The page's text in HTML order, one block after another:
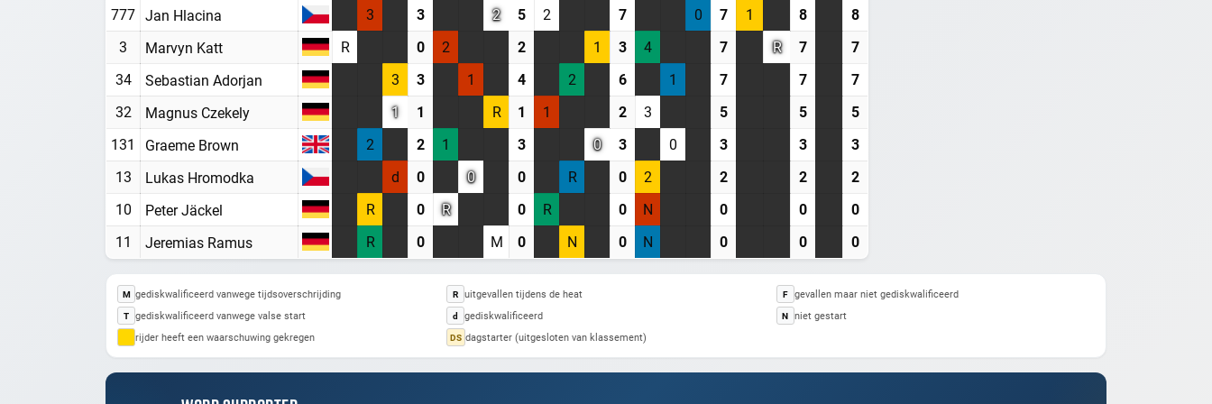
777 Jan Hlacina 3 3 2 5 2 7 0 7 1 8
8
3
Marvyn Katt R 0 2 2 1 3 4 7 R 7
7
34
Sebastian Adorjan 3 3 1 4 2 6 1 7 7
7
32
Magnus Czekely 1 1 R 1 1 2 3 5 5
5
131
Graeme Brown 2 2 1 3 0 3 0 3 3
3
13
Lukas Hromodka d 0 0 0 R 0 2 2 2
2
10
Peter Jäckel R 0 R 0 R 0 N 0 0
0
11
Jeremias Ramus R 0 M 0 N 0 N 0 0 0
M gediskwalificeerd vanwege tijdsoverschrijding R uitgevallen tijdens de heat F gevallen maar niet gediskwalificeerd
T gediskwalificeerd vanwege valse start d gediskwalificeerd N niet gestart
rijder heeft een waarschuwing gekregen
DS dagstarter (uitgesloten van klassement)
Registreer gratis
Misschien later
Heb je al een account? Inloggen